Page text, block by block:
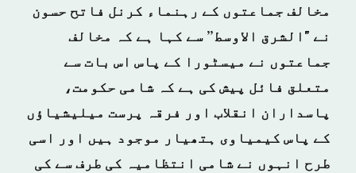
مخالف جماعتوں کے رہنماء کرنل فاتح حسون
نے "الشرق الاوسط” سے کہا ہے کہ مخالف
جماعتوں نے میسٹورا کے پاس اس بات سے
متعلق فائل پیش کی ہے کہ شامی حکومت،
پاسداران انقلاب اور فرقہ پرست میلیشیاؤں
کے پاس کیمیاوی ہتھیار موجود ہیں اور اسی
طرح انہوں نے شامی انتظامیہ کی طرف سے کی